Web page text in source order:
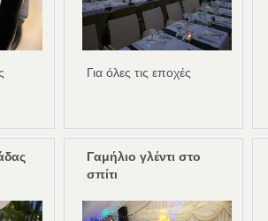
Για όλες τις εποχές
Γαμήλιο γλέντι στο
σπίτι